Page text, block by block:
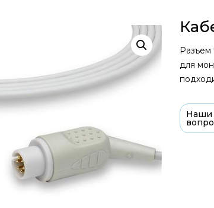
Разъем
для
Наши